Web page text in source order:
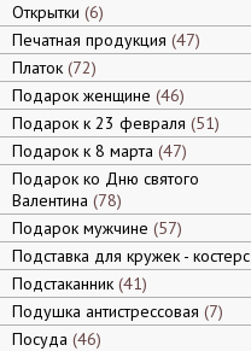
Открытки 6
Печатная продукция 47
Платок 72
Подарок женщине 46
Подарок к 23 февраля 51
Подарок к 8 марта 47
Подарок ко Дню святого
Валентина 78
Подарок мужчине 57
Подставка для кружек - костерс
Подстаканник 41
Подушка антистрессовая 7
Посуда 46